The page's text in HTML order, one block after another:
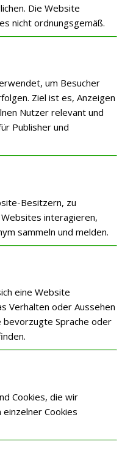
Die Website
nicht ordnungsgemäß.
um Besucher
Ziel ist es, Anzeigen
Nutzer relevant und
Publisher und
Besitzern, zu
interagieren,
sammeln und melden.
eine Website
Verhalten oder Aussehen
Sprache oder
Cookies, die wir
Cookies